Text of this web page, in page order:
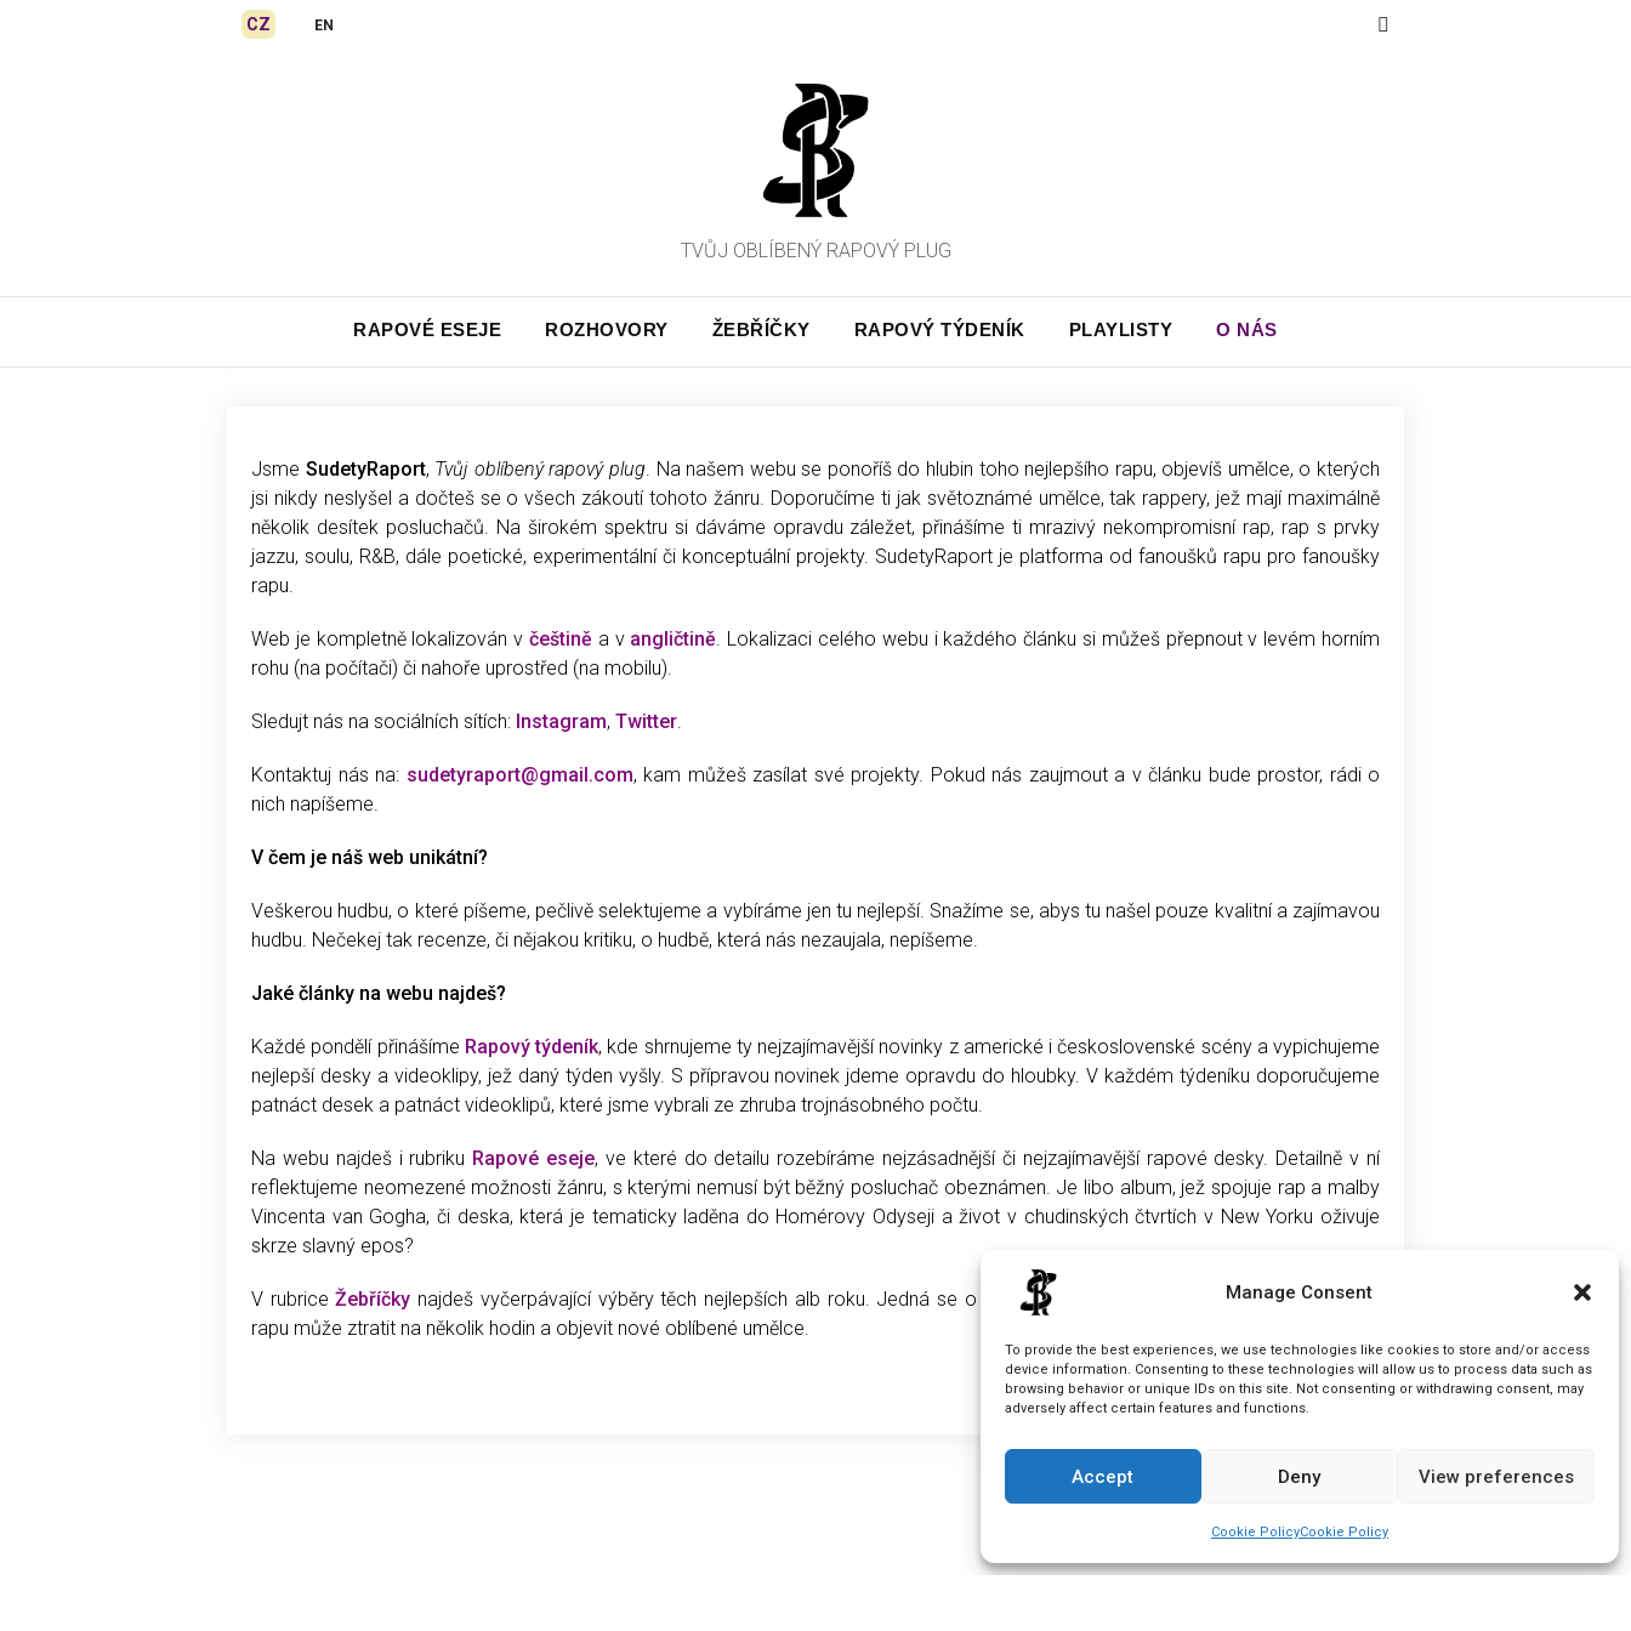
Manage Consent
To provide the best experiences, we use technologies like cookies to store and/or access
device information. Consenting to these technologies will allow us to process data such as
browsing behavior or unique IDs on this site. Not consenting or withdrawing consent, may
adversely affect certain features and functions.
Accept Deny View preferences
Cookie PolicyCookie Policy
CZ EN
TVŮJ OBLÍBENÝ RAPOVÝ PLUG
RAPOVÉ ESEJE ROZHOVORY ŽEBŘÍČKY RAPOVÝ TÝDENÍK PLAYLISTY O NÁS
Jsme SudetyRaport, Tvůj oblíbený rapový plug . Na našem webu se ponoříš do hlubin toho nejlepšího rapu, objevíš umělce, o kterých
jsi nikdy neslyšel a dočteš se o všech zákoutí tohoto žánru. Doporučíme ti jak světoznámé umělce, tak rappery, jež mají maximálně
několik desítek posluchačů. Na širokém spektru si dáváme opravdu záležet, přinášíme ti mrazivý nekompromisní rap, rap s prvky
jazzu, soulu, R&B, dále poetické, experimentální či konceptuální projekty. SudetyRaport je platforma od fanoušků rapu pro fanoušky
rapu.
Web je kompletně lokalizován v češtině a v angličtině . Lokalizaci celého webu i každého článku si můžeš přepnout v levém horním
rohu (na počítači) či nahoře uprostřed (na mobilu).
Sledujt nás na sociálních sítích: Instagram, Twitter
Kontaktuj nás na: sudetyraport@gmail.com, kam můžeš zasílat své projekty. Pokud nás zaujmout a v článku bude prostor, rádi o
nich napíšeme.
V čem je náš web unikátní?
Veškerou hudbu, o které píšeme, pečlivě selektujeme a vybíráme jen tu nejlepší. Snažíme se, abys tu našel pouze kvalitní a zajímavou
hudbu. Nečekej tak recenze, či nějakou kritiku, o hudbě, která nás nezaujala, nepíšeme.
Jaké články na webu najdeš?
Každé pondělí přinášíme Rapový týdeník, kde shrnujeme ty nejzajímavější novinky z americké i československé scény a vypichujeme
nejlepší desky a videoklipy, jež daný týden vyšly. S přípravou novinek jdeme opravdu do hloubky. V každém týdeníku doporučujeme
patnáct desek a patnáct videoklipů, které jsme vybrali ze zhruba trojnásobného počtu.
Na webu najdeš i rubriku Rapové eseje, ve které do detailu rozebíráme nejzásadnější či nejzajímavější rapové desky. Detailně v ní
reflektujeme neomezené možnosti žánru, s kterými nemusí být běžný posluchač obeznámen. Je libo album, jež spojuje rap a malby
Vincenta van Gogha, či deska, která je tematicky laděna do Homérovy Odyseji a život v chudinských čtvrtích v New Yorku oživuje
skrze slavný epos?
V rubriceŽebříčky najdeš vyčerpávající výběry těch nejlepších alb roku. Jedná se o masivní články, ve kterých se každý fanoušek
rapu může ztratit na několik hodin a objevit nové oblíbené umělce.